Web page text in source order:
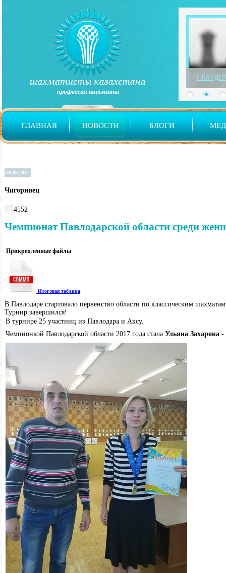
ГЛАВНАЯ НОВОСТИ БЛОГИ
1 ЭТАП
09.09.2017
Чигоринец
4552
Чемпионат Павлодарской области среди
Прикрепленные файлы
Итоговая таблица
В Павлодаре стартовало первенство области по классическим
Турнир завершился!
В турнире 25 участниц из Павлодара и Аксу.
Чемпионкой Павлодарской области 2017 года стала Ульяна Захарова -